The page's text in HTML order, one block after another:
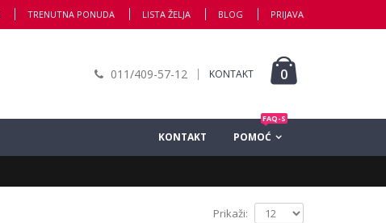
TRENUTNA PONUDA LISTA ŽELJA BLOG PRIJAVA
011/409-57-12 KONTAKT 0
POMOĆ
FAQ-S
KONTAKT
Prikaži: